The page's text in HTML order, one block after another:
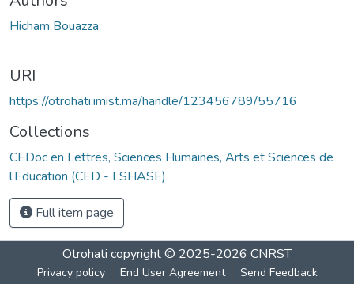
Hicham Bouazza
URI
https://otrohati.imist.ma/handle/123456789/55716
Collections
CEDoc en Lettres, Sciences Humaines, Arts et Sciences de
l’Education (CED - LSHASE)
Full item page
Otrohati copyright © 2025-2026 CNRST
Privacy policy End User Agreement Send Feedback